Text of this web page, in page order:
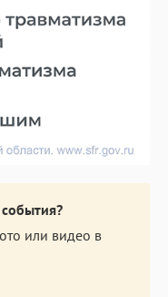
или видео в